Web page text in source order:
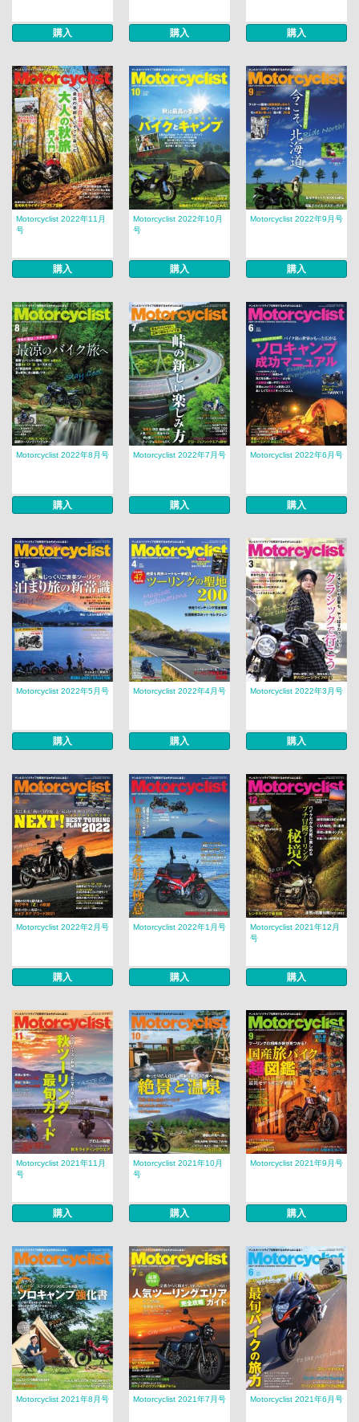
購入 購入 購入
Motorcyclist 2022年11月
号
購入
Motorcyclist 2022年10月
号
購入
Motorcyclist 2022年9月号
購入
Motorcyclist 2022年8月号
購入
Motorcyclist 2022年7月号
購入
Motorcyclist 2022年6月号
購入
Motorcyclist 2022年5月号
購入
Motorcyclist 2022年4月号
購入
Motorcyclist 2022年3月号
購入
Motorcyclist 2022年2月号
購入
Motorcyclist 2022年1月号
購入
Motorcyclist 2021年12月
号
購入
Motorcyclist 2021年11月
号
購入
Motorcyclist 2021年10月
号
購入
Motorcyclist 2021年9月号
購入
Motorcyclist 2021年8月号 Motorcyclist 2021年7月号 Motorcyclist 2021年6月号